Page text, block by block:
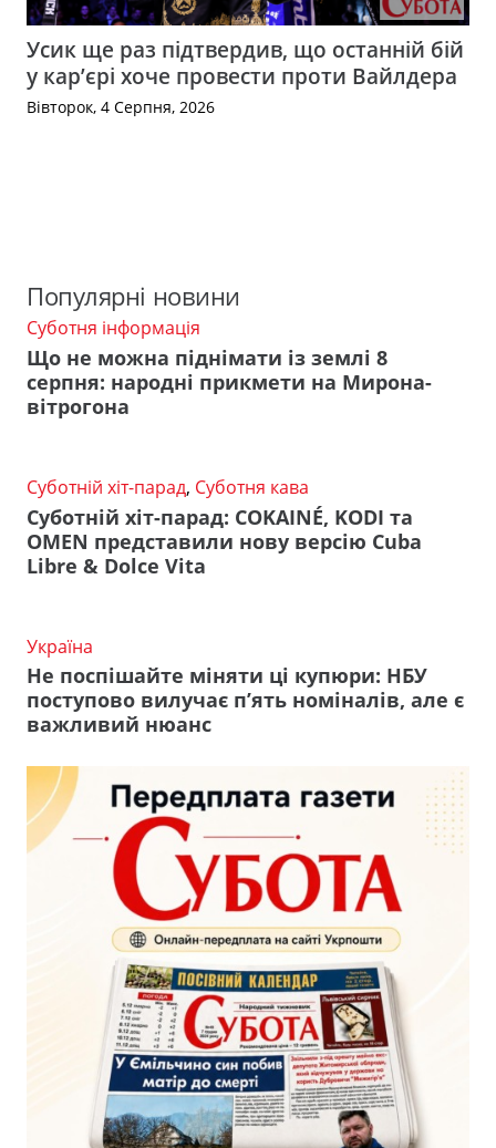
Усик ще раз підтвердив, що останній бій
у кар’єрі хоче провести проти Вайлдера
Вівторок, 4 Серпня, 2026
Популярні новини
Суботня інформація
Що не можна піднімати із землі 8
серпня: народні прикмети на Мирона-
вітрогона
Суботній хіт-парад, Суботня кава
Суботній хіт-парад: COKAINÉ, KODI та
OMEN представили нову версію Cuba
Libre & Dolce Vita
Україна
Не поспішайте міняти ці купюри: НБУ
поступово вилучає п’ять номіналів, але є
важливий нюанс